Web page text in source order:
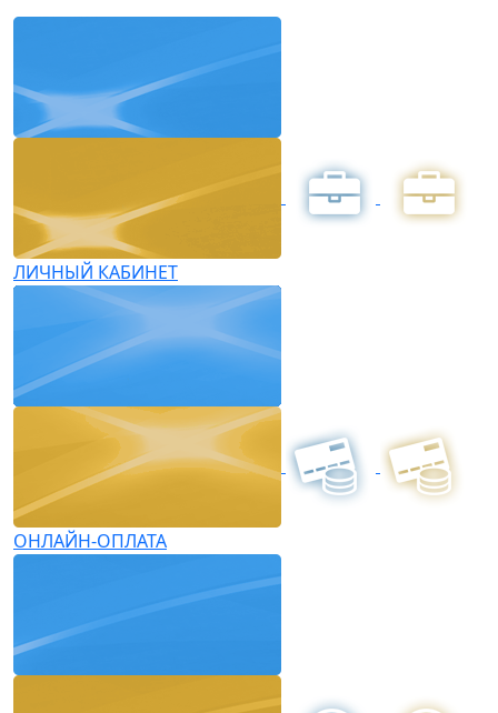
ЛИЧНЫЙ КАБИНЕТ
ОНЛАЙН-ОПЛАТА